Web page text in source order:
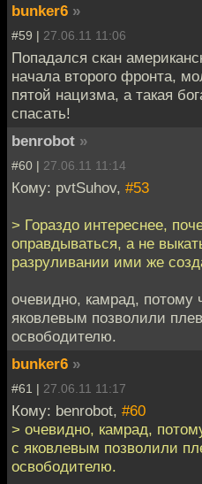
bunker6 »
#59 | 27.06.11 11:06
Попадался скан
начала второго фронта,
пятой нацизма, а такая
спасать!
benrobot »
#60 | 27.06.11 11:14
Кому: pvtSuhov, #53
> Гораздо интереснее,
оправдываться, а не
разруливании ими же
очевидно, камрад, потому
яковлевым позволили
освободителю.
bunker6 »
#61 | 27.06.11 11:17
Кому: benrobot, #60
> очевидно, камрад,
с яковлевым позволили
освободителю.